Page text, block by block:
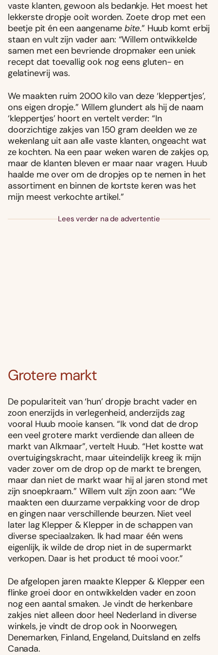
vaste klanten, gewoon als bedankje. Het moest het
lekkerste dropje ooit worden. Zoete drop met een
beetje pit én een aangename bite.” Huub komt erbij
staan en vult zijn vader aan: “Willem ontwikkelde
samen met een bevriende dropmaker een uniek
recept dat toevallig ook nog eens gluten- en
gelatinevrij was.
We maakten ruim 2000 kilo van deze ‘kleppertjes’,
ons eigen dropje.” Willem glundert als hij de naam
‘kleppertjes’ hoort en vertelt verder: “In
doorzichtige zakjes van 150 gram deelden we ze
wekenlang uit aan alle vaste klanten, ongeacht wat
ze kochten. Na een paar weken waren de zakjes op,
maar de klanten bleven er maar naar vragen. Huub
haalde me over om de dropjes op te nemen in het
assortiment en binnen de kortste keren was het
mijn meest verkochte artikel.”
Lees verder na de advertentie
Grotere markt
De populariteit van ‘hun’ dropje bracht vader en
zoon enerzijds in verlegenheid, anderzijds zag
vooral Huub mooie kansen. “Ik vond dat de drop
een veel grotere markt verdiende dan alleen de
markt van Alkmaar”, vertelt Huub. “Het kostte wat
overtuigingskracht, maar uiteindelijk kreeg ik mijn
vader zover om de drop op de markt te brengen,
maar dan niet de markt waar hij al jaren stond met
zijn snoepkraam.” Willem vult zijn zoon aan: “We
maakten een duurzame verpakking voor de drop
en gingen naar verschillende beurzen. Niet veel
later lag Klepper & Klepper in de schappen van
diverse speciaalzaken. Ik had maar één wens
eigenlijk, ik wilde de drop niet in de supermarkt
verkopen. Daar is het product té mooi voor.”
De afgelopen jaren maakte Klepper & Klepper een
flinke groei door en ontwikkelden vader en zoon
nog een aantal smaken. Je vindt de herkenbare
zakjes niet alleen door heel Nederland in diverse
winkels, je vindt de drop ook in Noorwegen,
Denemarken, Finland, Engeland, Duitsland en zelfs
Canada.